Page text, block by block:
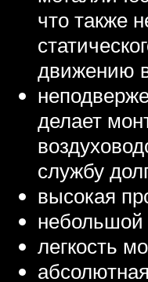
что также
движению
делает
службу
высокая
небольшой
легкость